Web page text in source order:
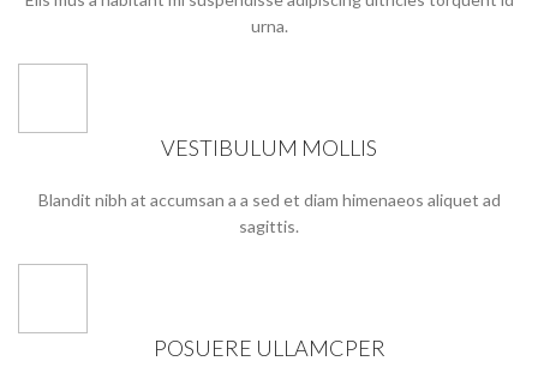
urna.
VESTIBULUM MOLLIS
Blandit nibh at accumsan a a sed et diam himenaeos aliquet ad
sagittis.
POSUERE ULLAMCPER